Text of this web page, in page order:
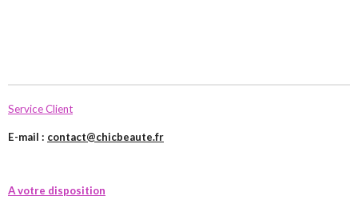
Service Client
E-mail : contact@chicbeaute.fr
A votre disposition